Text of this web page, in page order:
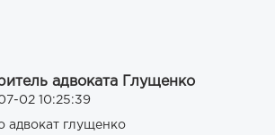
адвоката Глущенко
02 10:25:39
адвокат глущенко